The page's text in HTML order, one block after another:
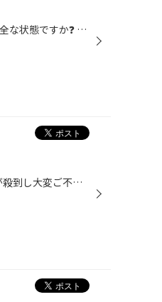
タイヤの空気圧調整はお済みですか❓ ホイールナットの締め具合は安全な状態ですか❓ タイヤの劣化や摩耗は大丈夫ですか❓ タイヤ館では上記の点検が無料‼️ タイヤのプロが点検致しますので、 安心して冬をお過ごし頂けます♪ ご希望の方はお気軽にスタッフまで✨ ★☆★☆★☆★☆★☆★☆★ タイヤ館 北見店 Add...
いつも当店をご利用いただきありがとうございます。 ここ数日予約が殺到し大変ご不便をおかけいたしました。 現在の予約状況に関しては、週末土日が大変混み合っております。 平日に関しては空き枠が少々あるような状態です。 詳しくはスタッフ、お電話等でご確認いただければと思います。 当店のタ...